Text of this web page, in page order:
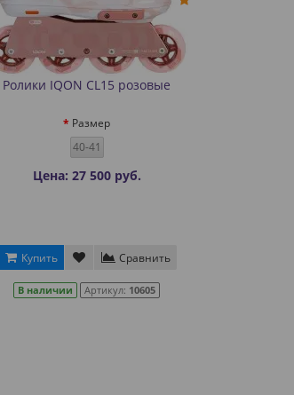
Ролики IQON CL15 розовые
Размер
40-41
Цена: 27 500 руб.
Купить Сравнить
В наличии Артикул: 10605